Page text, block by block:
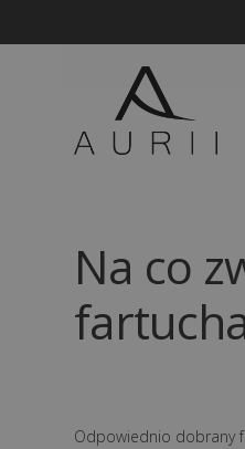
Na co
Odpowiednio dobrany